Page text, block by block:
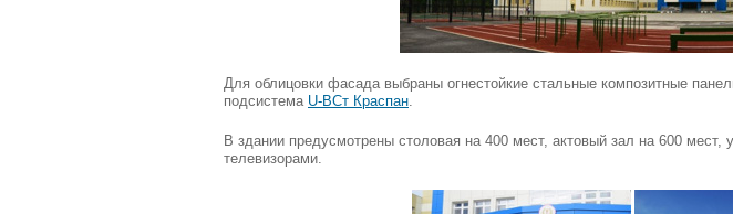
Для облицовки фасада выбраны огнестойкие стальные композитные
подсистема U-ВСт Краспан
В здании предусмотрены столовая на 400 мест, актовый зал на 600
телевизорами.